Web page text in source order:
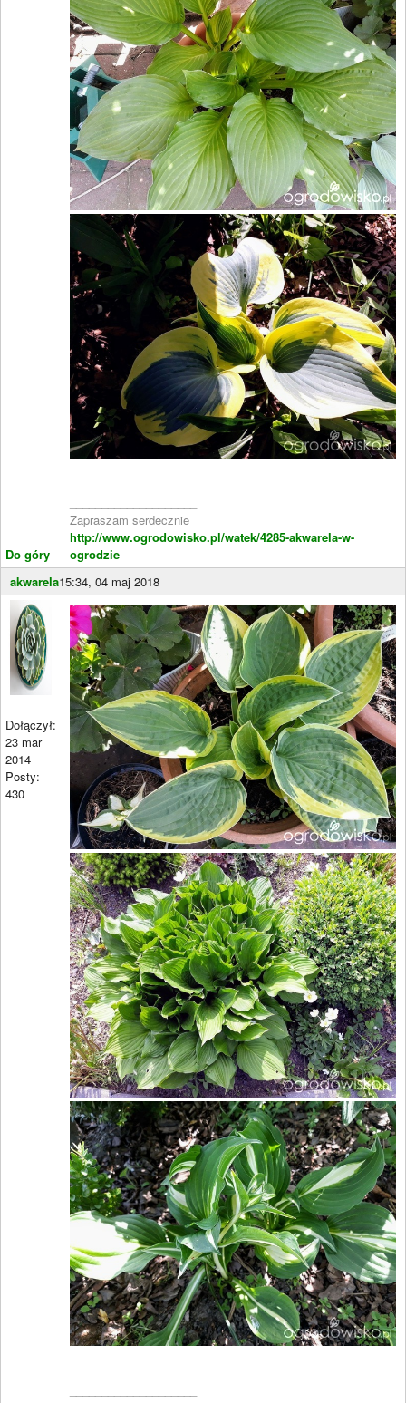
Do góry
Zapraszam serdecznie
http://www.ogrodowisko.pl/watek/4285-akwarela-w-
ogrodzie
akwarela15:34, 04 maj 2018
Dołączył:
23 mar
2014
Posty:
430